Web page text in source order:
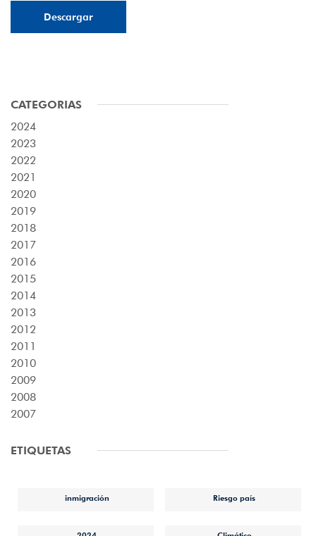
Descargar
CATEGORIAS
2024
2023
2022
2021
2020
2019
2018
2017
2016
2015
2014
2013
2012
2011
2010
2009
2008
2007
ETIQUETAS
inmigración Riesgo país